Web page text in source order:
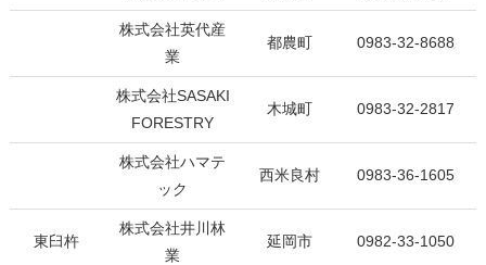
株式会社英代産
業
都農町 0983-32-8688
株式会社SASAKI
FORESTRY
木城町 0983-32-2817
株式会社ハマテ
ック
西米良村 0983-36-1605
東臼杵
株式会社井川林
業
延岡市 0982-33-1050